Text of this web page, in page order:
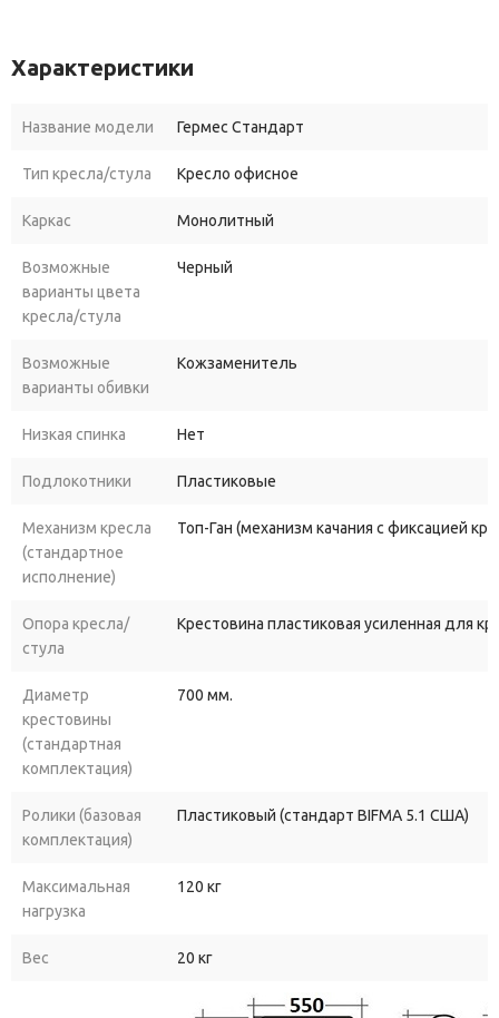
Характеристики
Название модели Гермес Стандарт
Тип кресла/стула Кресло офисное
Каркас Монолитный
Возможные
варианты цвета
кресла/стула
Черный
Возможные
варианты обивки
Кожзаменитель
Низкая спинка Нет
Подлокотники Пластиковые
Механизм кресла
(стандартное
исполнение)
Топ-Ган (механизм качания с фиксацией
Опора кресла/
стула
Крестовина пластиковая усиленная для
Диаметр
крестовины
(стандартная
комплектация)
700 мм.
Ролики (базовая
комплектация)
Пластиковый (стандарт BIFMA 5.1 США)
Максимальная
нагрузка
120 кг
Вес 20 кг